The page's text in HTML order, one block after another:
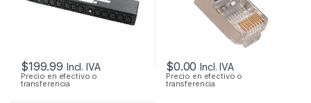
$199.99 Incl. IVA
Precio en efectivo o
transferencia
$0.00 Incl. IVA
Precio en efectivo o
transferencia